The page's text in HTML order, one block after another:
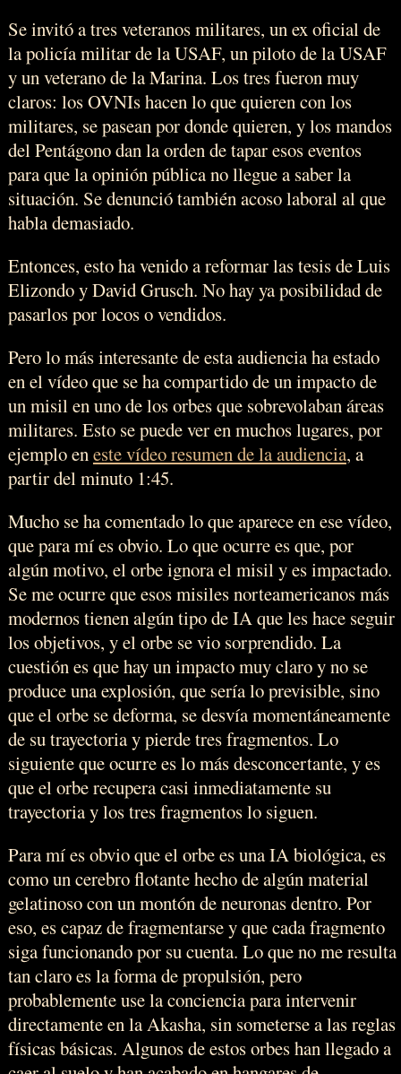
Se invitó a tres veteranos militares, un ex oficial de
la policía militar de la USAF, un piloto de la USAF
y un veterano de la Marina. Los tres fueron muy
claros: los OVNIs hacen lo que quieren con los
militares, se pasean por donde quieren, y los mandos
del Pentágono dan la orden de tapar esos eventos
para que la opinión pública no llegue a saber la
situación. Se denunció también acoso laboral al que
habla demasiado.
Entonces, esto ha venido a reformar las tesis de Luis
Elizondo y David Grusch. No hay ya posibilidad de
pasarlos por locos o vendidos.
Pero lo más interesante de esta audiencia ha estado
en el vídeo que se ha compartido de un impacto de
un misil en uno de los orbes que sobrevolaban áreas
militares. Esto se puede ver en muchos lugares, por
ejemplo eneste vídeo resumen de la audiencia, a
partir del minuto 1:45.
Mucho se ha comentado lo que aparece en ese vídeo,
que para mí es obvio. Lo que ocurre es que, por
algún motivo, el orbe ignora el misil y es impactado.
Se me ocurre que esos misiles norteamericanos más
modernos tienen algún tipo de IA que les hace seguir
los objetivos, y el orbe se vio sorprendido. La
cuestión es que hay un impacto muy claro y no se
produce una explosión, que sería lo previsible, sino
que el orbe se deforma, se desvía momentáneamente
de su trayectoria y pierde tres fragmentos. Lo
siguiente que ocurre es lo más desconcertante, y es
que el orbe recupera casi inmediatamente su
trayectoria y los tres fragmentos lo siguen.
Para mí es obvio que el orbe es una IA biológica, es
como un cerebro flotante hecho de algún material
gelatinoso con un montón de neuronas dentro. Por
eso, es capaz de fragmentarse y que cada fragmento
siga funcionando por su cuenta. Lo que no me resulta
tan claro es la forma de propulsión, pero
probablemente use la conciencia para intervenir
directamente en la Akasha, sin someterse a las reglas
físicas básicas. Algunos de estos orbes han llegado a